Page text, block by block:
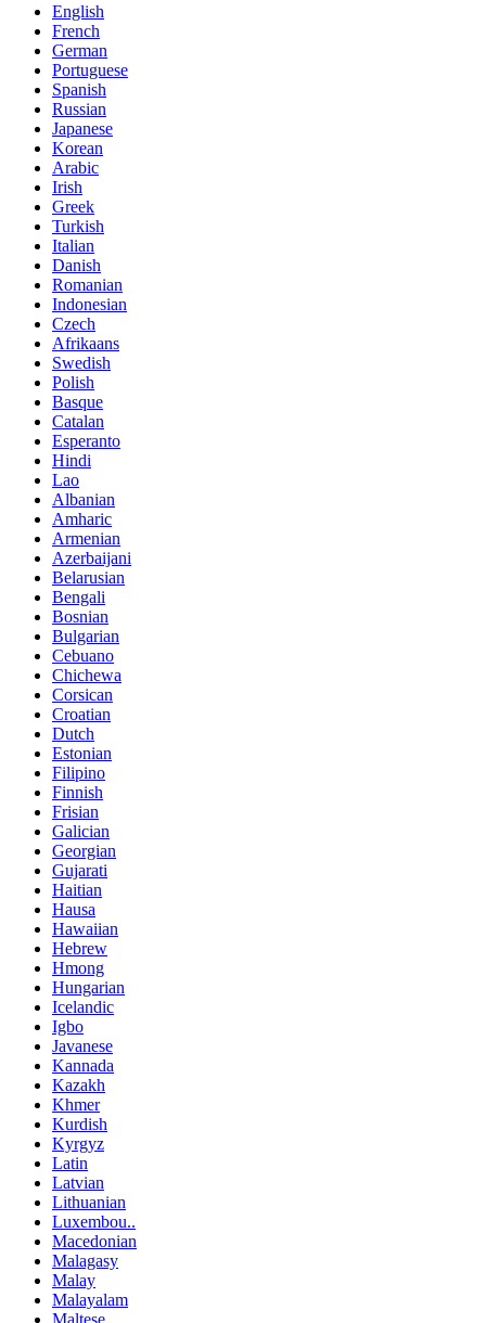
English
French
German
Portuguese
Spanish
Russian
Japanese
Korean
Arabic
Irish
Greek
Turkish
Italian
Danish
Romanian
Indonesian
Czech
Afrikaans
Swedish
Polish
Basque
Catalan
Esperanto
Hindi
Lao
Albanian
Amharic
Armenian
Azerbaijani
Belarusian
Bengali
Bosnian
Bulgarian
Cebuano
Chichewa
Corsican
Croatian
Dutch
Estonian
Filipino
Finnish
Frisian
Galician
Georgian
Gujarati
Haitian
Hausa
Hawaiian
Hebrew
Hmong
Hungarian
Icelandic
Igbo
Javanese
Kannada
Kazakh
Khmer
Kurdish
Kyrgyz
Latin
Latvian
Lithuanian
Luxembou..
Macedonian
Malagasy
Malay
Malayalam
Maltese